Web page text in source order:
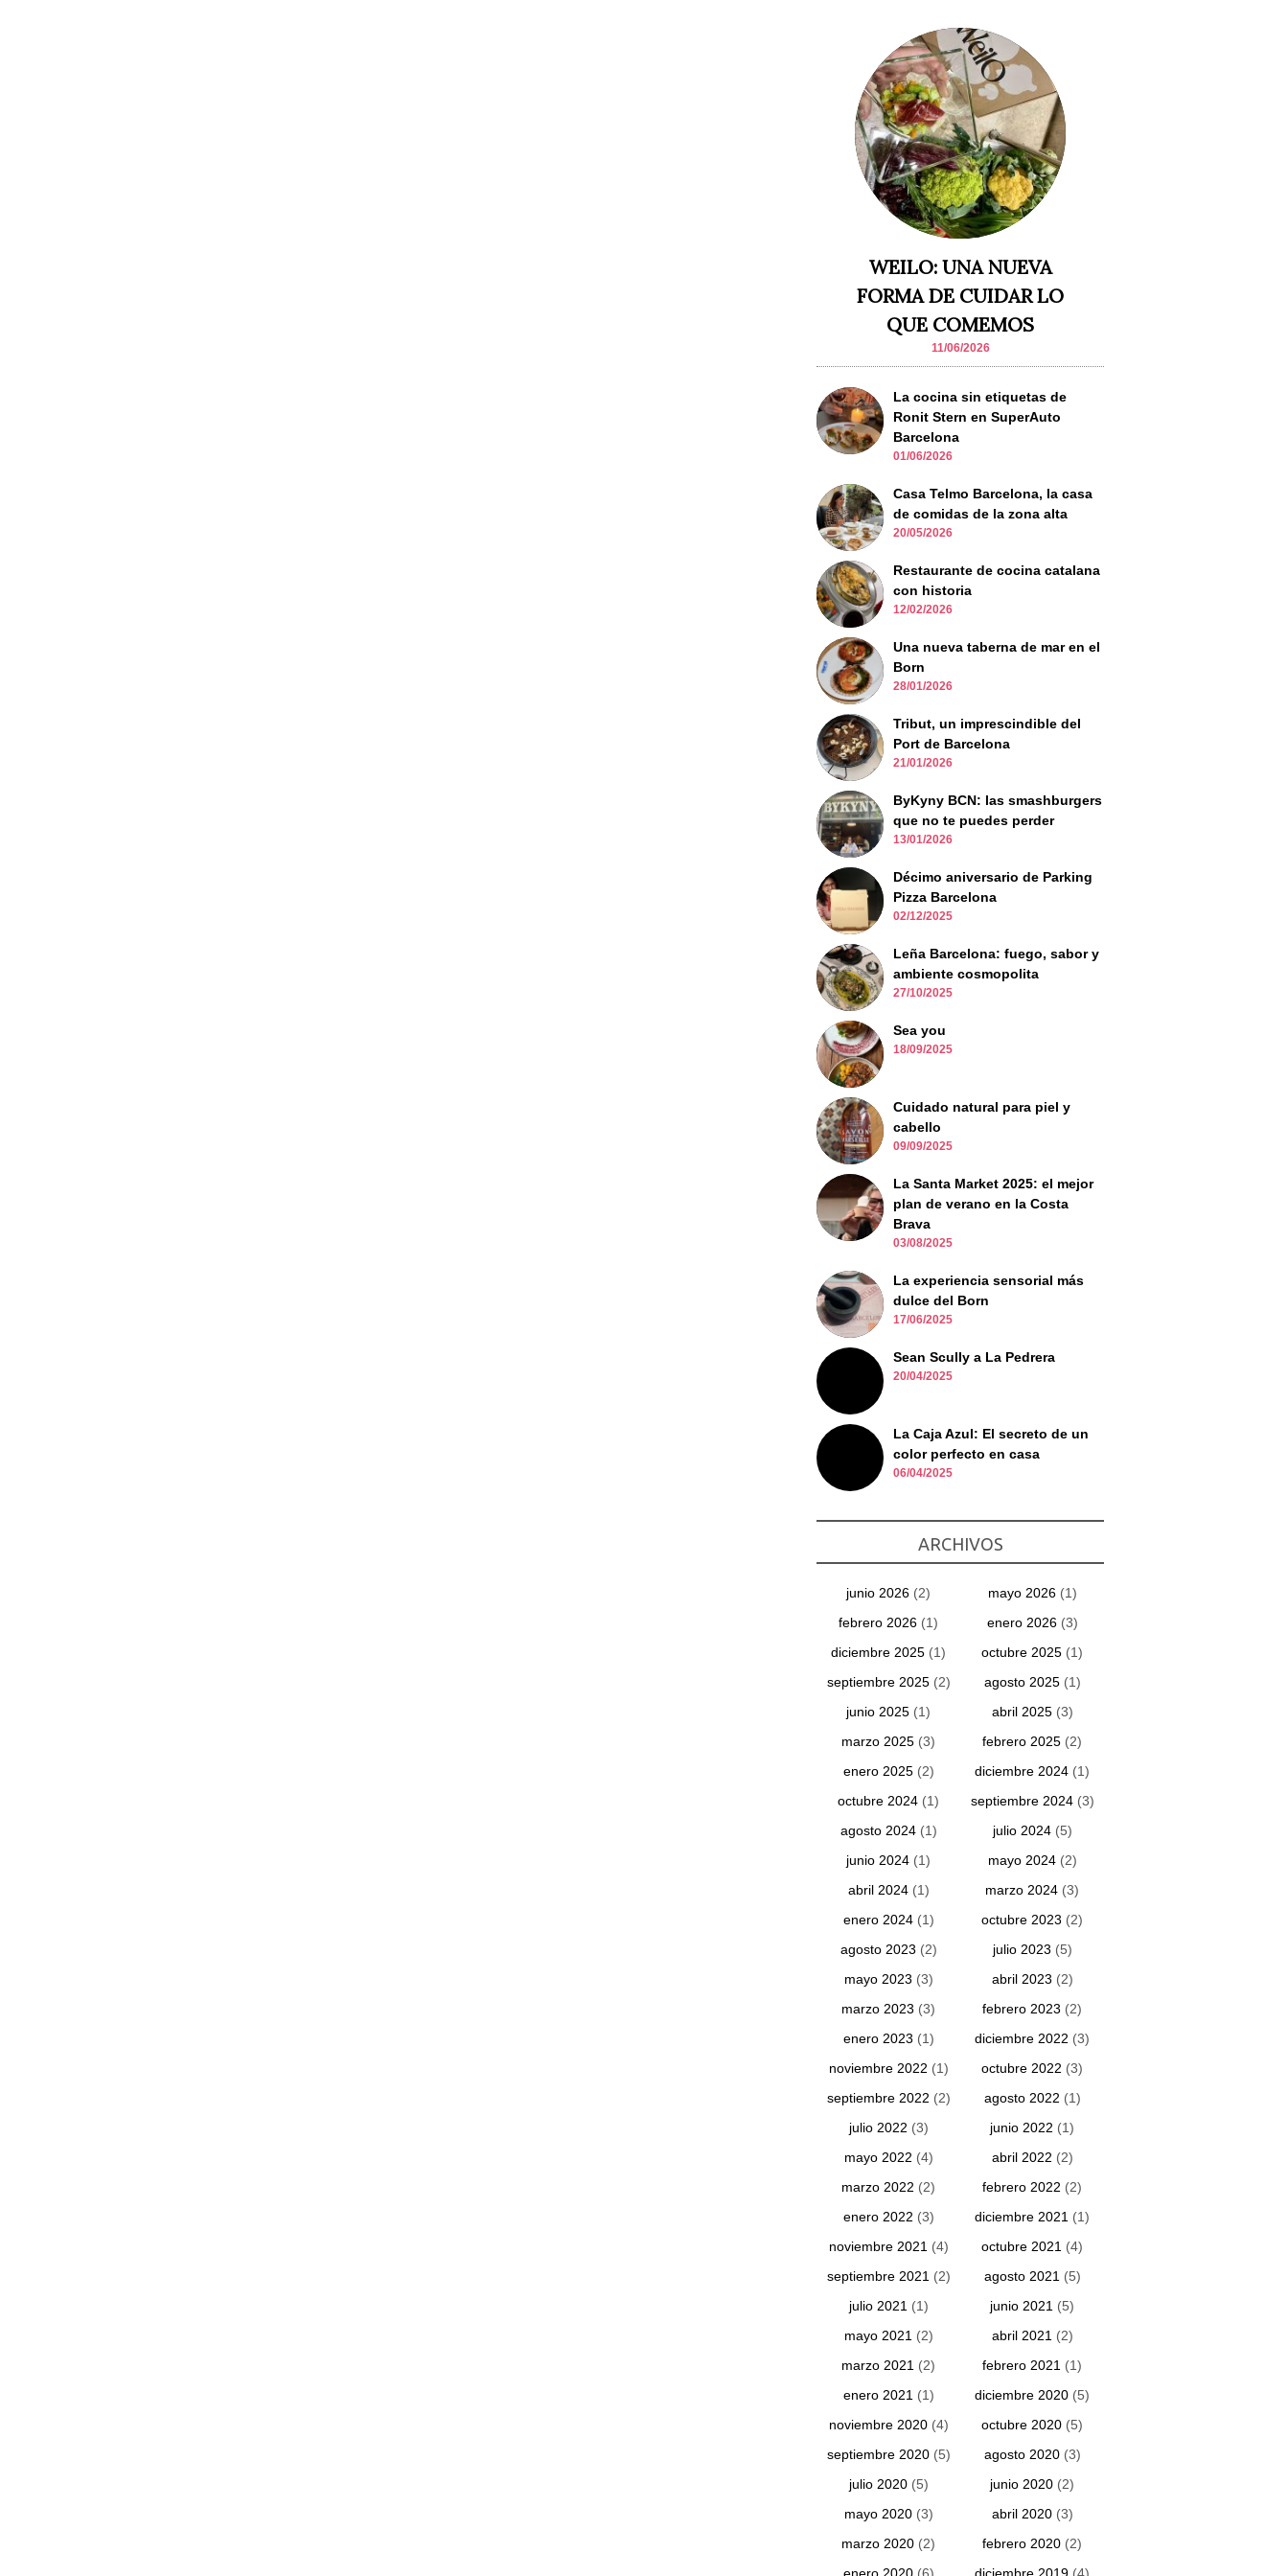
WEILO: UNA NUEVA
FORMA DE CUIDAR LO
QUE COMEMOS
11/06/2026
La cocina sin etiquetas de
Ronit Stern en SuperAuto
Barcelona
01/06/2026
Casa Telmo Barcelona, la casa
de comidas de la zona alta
20/05/2026
Restaurante de cocina catalana
con historia
12/02/2026
Una nueva taberna de mar en el
Born
28/01/2026
Tribut, un imprescindible del
Port de Barcelona
21/01/2026
ByKyny BCN: las smashburgers
que no te puedes perder
13/01/2026
Décimo aniversario de Parking
Pizza Barcelona
02/12/2025
Leña Barcelona: fuego, sabor y
ambiente cosmopolita
27/10/2025
Sea you
18/09/2025
Cuidado natural para piel y
cabello
09/09/2025
La Santa Market 2025: el mejor
plan de verano en la Costa
Brava
03/08/2025
La experiencia sensorial más
dulce del Born
17/06/2025
Sean Scully a La Pedrera
20/04/2025
La Caja Azul: El secreto de un
color perfecto en casa
06/04/2025
ARCHIVOS
junio 2026 (2) mayo 2026(1)
febrero 2026 (1) enero 2026(3)
diciembre 2025 (1) octubre 2025 (1)
septiembre 2025(2) agosto 2025(1)
junio 2025 (1) abril 2025(3)
marzo 2025 (3) febrero 2025 (2)
enero 2025(2) diciembre 2024 (1)
octubre 2024 (1) septiembre 2024(3)
agosto 2024(1) julio 2024(5)
junio 2024 (1) mayo 2024(2)
abril 2024(1) marzo 2024 (3)
enero 2024(1) octubre 2023 (2)
agosto 2023 (2) julio 2023 (5)
mayo 2023 (3) abril 2023 (2)
marzo 2023 (3) febrero 2023 (2)
enero 2023 (1) diciembre 2022 (3)
noviembre 2022 (1) octubre 2022 (3)
septiembre 2022 (2) agosto 2022 (1)
julio 2022 (3) junio 2022 (1)
mayo 2022 (4) abril 2022 (2)
marzo 2022 (2) febrero 2022 (2)
enero 2022 (3) diciembre 2021 (1)
noviembre 2021 (4) octubre 2021 (4)
septiembre 2021 (2) agosto 2021 (5)
julio 2021 (1) junio 2021 (5)
mayo 2021 (2) abril 2021 (2)
marzo 2021 (2) febrero 2021 (1)
enero 2021 (1) diciembre 2020 (5)
noviembre 2020(4) octubre 2020 (5)
septiembre 2020(5) agosto 2020(3)
julio 2020(5) junio 2020 (2)
mayo 2020(3) abril 2020(3)
marzo 2020 (2) febrero 2020 (2)